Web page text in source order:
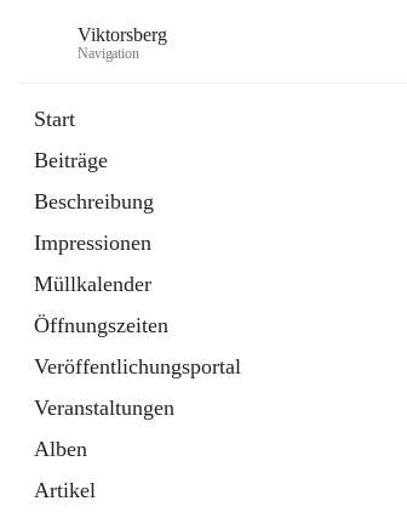
Viktorsberg
Navigation
Start
Beiträge
Beschreibung
Impressionen
Müllkalender
Öffnungszeiten
Veröffentlichungsportal
Veranstaltungen
Alben
Artikel